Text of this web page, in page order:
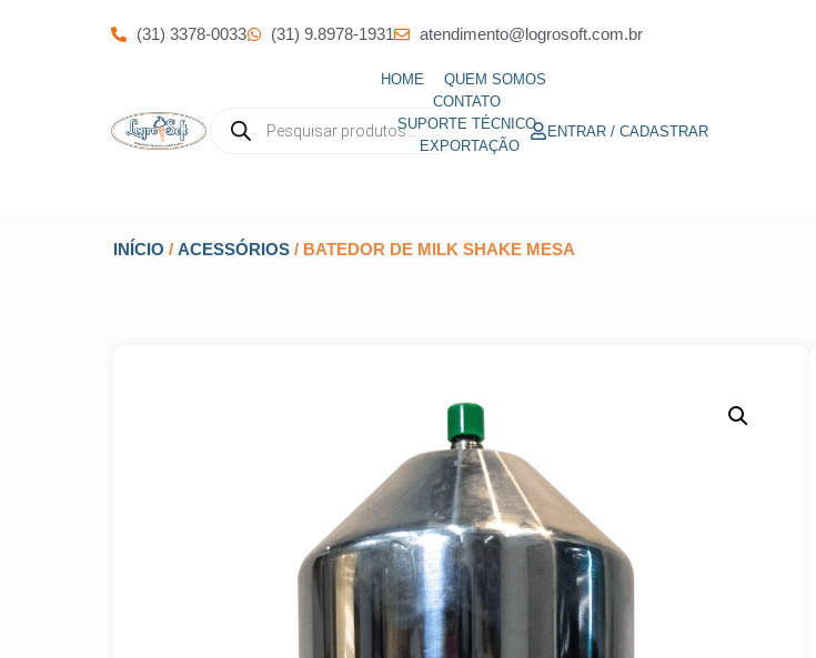
(31) 3378-0033 (31) 9.8978-1931 atendimento@logrosoft.com.br
HOME
QUEM SOMOS
CONTATO
SUPORTE TÉCNICO
EXPORTAÇÃO
ENTRAR / CADASTRAR
INÍCIO / ACESSÓRIOS / BATEDOR DE MILK SHAKE MESA